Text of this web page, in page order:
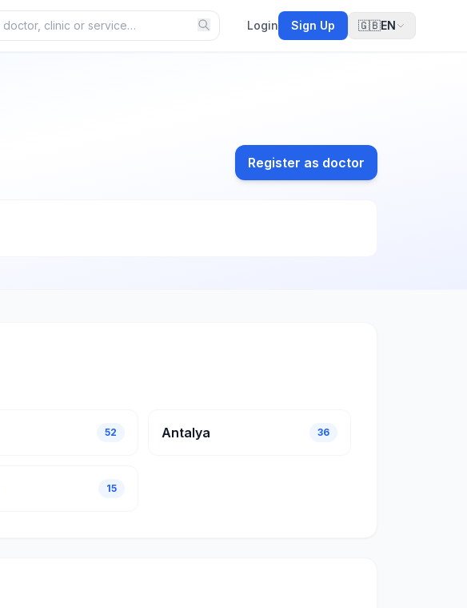
Login Sign Up 🇬🇧EN
Register as doctor
52 Antalya 36
15